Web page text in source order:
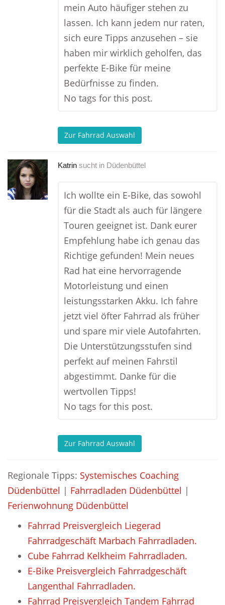
mein Auto häufiger stehen zu
lassen. Ich kann jedem nur raten,
sich eure Tipps anzusehen – sie
haben mir wirklich geholfen, das
perfekte E-Bike für meine
Bedürfnisse zu finden.
No tags for this post.
Zur Fahrrad Auswahl
Katrin sucht in Düdenbüttel
Ich wollte ein E-Bike, das sowohl
für die Stadt als auch für längere
Touren geeignet ist. Dank eurer
Empfehlung habe ich genau das
Richtige gefunden! Mein neues
Rad hat eine hervorragende
Motorleistung und einen
leistungsstarken Akku. Ich fahre
jetzt viel öfter Fahrrad als früher
und spare mir viele Autofahrten.
Die Unterstützungsstufen sind
perfekt auf meinen Fahrstil
abgestimmt. Danke für die
wertvollen Tipps!
No tags for this post.
Zur Fahrrad Auswahl
Regionale Tipps: Systemisches Coaching
Düdenbüttel | Fahrradladen Düdenbüttel |
Ferienwohnung Düdenbüttel
Fahrrad Preisvergleich Liegerad
Fahrradgeschäft Marbach Fahrradladen.
Cube Fahrrad Kelkheim Fahrradladen.
E-Bike Preisvergleich Fahrradgeschäft
Langenthal Fahrradladen.
Fahrrad Preisvergleich Tandem Fahrrad